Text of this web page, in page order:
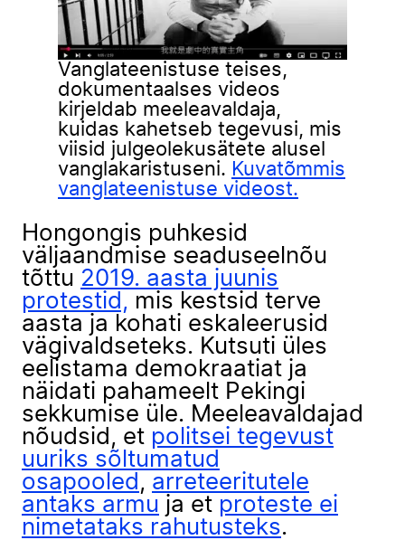
Vanglateenistuse teises,
dokumentaalses videos
kirjeldab meeleavaldaja,
kuidas kahetseb tegevusi, mis
viisid julgeolekusätete alusel
vanglakaristuseni. Kuvatõmmis
vanglateenistuse videost.
Hongongis puhkesid
väljaandmise seaduseelnõu
tõttu 2019. aasta juunis
protestid, mis kestsid terve
aasta ja kohati eskaleerusid
vägivaldseteks. Kutsuti üles
eelistama demokraatiat ja
näidati pahameelt Pekingi
sekkumise üle. Meeleavaldajad
nõudsid, et politsei tegevust
uuriks sõltumatud
osapooled , arreteeritutele
antaks armu ja et proteste ei
nimetataks rahutusteks.